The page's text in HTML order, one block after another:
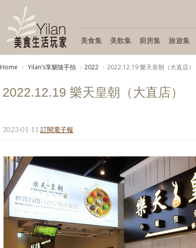
美食集 美飲集 廚房集 旅遊集
Home Yilanʼs享樂隨手拍 2022 2022.12.19 樂天皇朝（大直店）
2022.12.19 樂天皇朝（大直店）
2023-01-11 訂閱電子報